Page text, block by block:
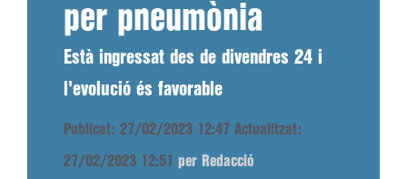
per pneumònia
Està ingressat des de divendres 24 i
l'evolució és favorable
Publicat: 27/02/2023 12:47 Actualitzat:
27/02/2023 12:51 per Redacció